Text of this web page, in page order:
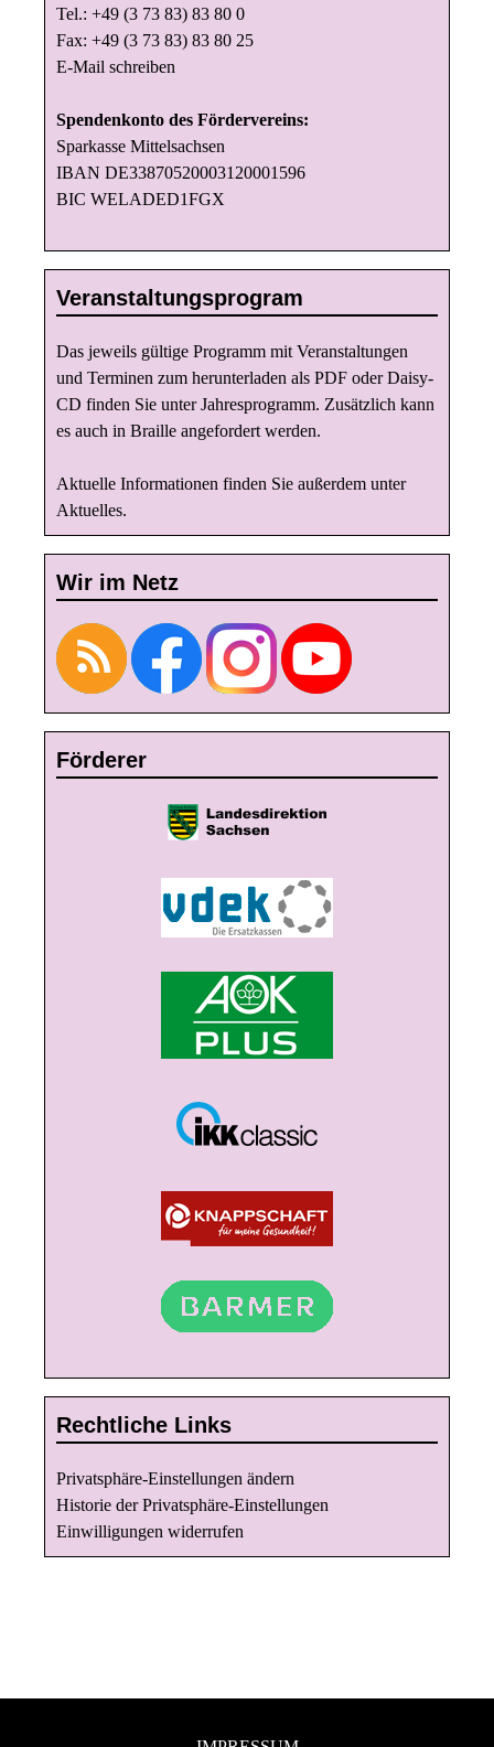
Tel.: +49 (3 73 83) 83 80 0
Fax: +49 (3 73 83) 83 80 25
E-Mail schreiben
Spendenkonto des Fördervereins:
Sparkasse Mittelsachsen
IBAN DE33870520003120001596
BIC WELADED1FGX
Veranstaltungsprogram
Das jeweils gültige Programm mit Veranstaltungen
und Terminen zum herunterladen als PDF oder Daisy-
CD finden Sie unterJahresprogramm. Zusätzlich kann
es auch in Braille angefordert werden.
Aktuelle Informationen finden Sie außerdem unter
Aktuelles.
Wir im Netz
Förderer
Rechtliche Links
Privatsphäre-Einstellungen ändern
Historie der Privatsphäre-Einstellungen
Einwilligungen widerrufen